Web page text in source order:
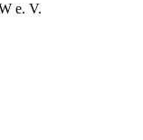
e. V.